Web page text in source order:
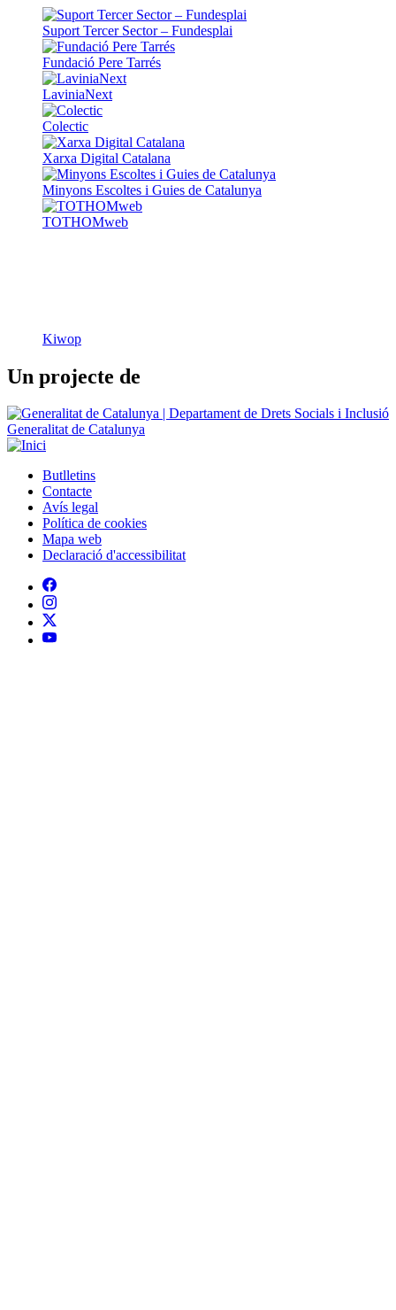
Suport Tercer Sector – Fundesplai
Fundació Pere Tarrés
LaviniaNext
Colectic
Xarxa Digital Catalana
Minyons Escoltes i Guies de Catalunya
TOTHOMweb
Generalitat de Catalunya
Peu
Butlletins
Contacte
Avís legal
Política de cookies
Mapa web
Declaració d'accessibilitat